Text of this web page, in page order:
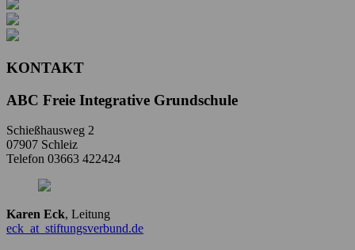
KONTAKT
ABC Freie Integrative Grundschule
Schießhausweg 2
07907 Schleiz
Telefon 03663 422424
Karen Eck, Leitung
eck _at_ stiftungsverbund.de